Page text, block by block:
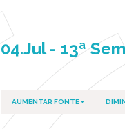
04.Jul - 13ª
AUMENTAR FONTE +